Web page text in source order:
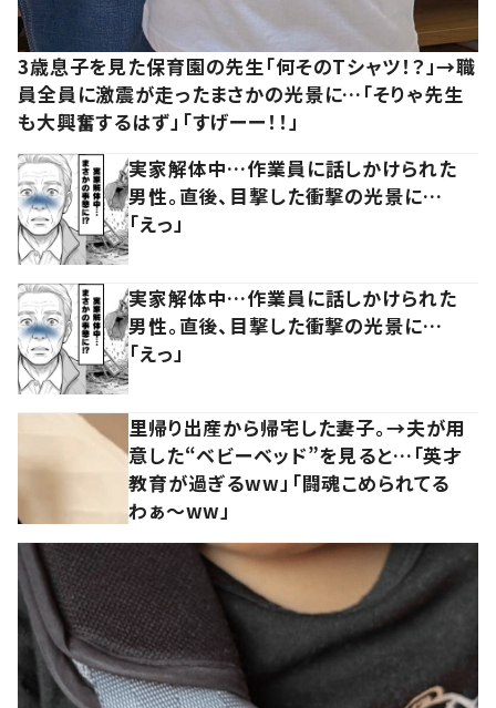
3歳息子を見た保育園の先生「何そのTシャツ！？」→職
員全員に激震が走ったまさかの光景に…「そりゃ先生
も大興奮するはず」「すげーー！！」
実家解体中…作業員に話しかけられた
男性。直後、目撃した衝撃の光景に…
「えっ」
実家解体中…作業員に話しかけられた
男性。直後、目撃した衝撃の光景に…
「えっ」
里帰り出産から帰宅した妻子。→夫が用
意した“ベビーベッド”を見ると…「英才
教育が過ぎるww」「闘魂こめられてる
わぁ～ww」